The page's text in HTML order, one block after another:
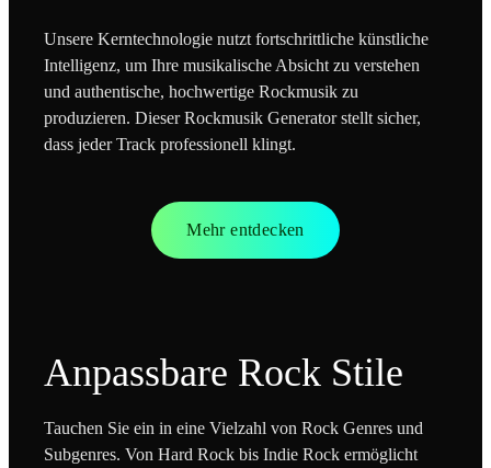
Unsere Kerntechnologie nutzt fortschrittliche künstliche
Intelligenz, um Ihre musikalische Absicht zu verstehen
und authentische, hochwertige Rockmusik zu
produzieren. Dieser Rockmusik Generator stellt sicher,
dass jeder Track professionell klingt.
Mehr entdecken
Anpassbare Rock Stile
Tauchen Sie ein in eine Vielzahl von Rock Genres und
Subgenres. Von Hard Rock bis Indie Rock ermöglicht